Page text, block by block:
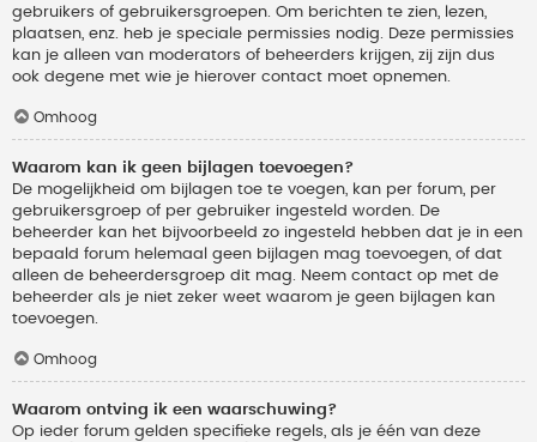
gebruikers of gebruikersgroepen. Om berichten te zien, lezen,
plaatsen, enz. heb je speciale permissies nodig. Deze permissies
kan je alleen van moderators of beheerders krijgen, zij zijn dus
ook degene met wie je hierover contact moet opnemen.
Omhoog
Waarom kan ik geen bijlagen toevoegen?
De mogelijkheid om bijlagen toe te voegen, kan per forum, per
gebruikersgroep of per gebruiker ingesteld worden. De
beheerder kan het bijvoorbeeld zo ingesteld hebben dat je in een
bepaald forum helemaal geen bijlagen mag toevoegen, of dat
alleen de beheerdersgroep dit mag. Neem contact op met de
beheerder als je niet zeker weet waarom je geen bijlagen kan
toevoegen.
Omhoog
Waarom ontving ik een waarschuwing?
Op ieder forum gelden specifieke regels, als je één van deze